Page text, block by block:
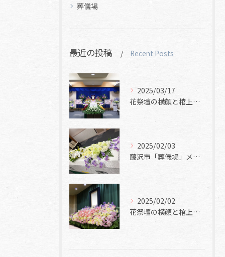
葬儀場
最近の投稿 Recent Posts
2025/03/17
花祭壇の横顔と棺上花と焼香花
2025/02/03
藤沢市「葬儀場」メモリアルホール美空
2025/02/02
花祭壇の横顔と棺上花と焼香花